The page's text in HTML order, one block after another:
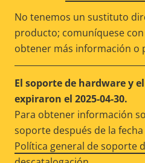
No tenemos un sustituto
producto; comuníquese
obtener más información o
El soporte de hardware y
expiraron el 2025-04-30.
Para obtener información
soporte después de la
Política general de soporte